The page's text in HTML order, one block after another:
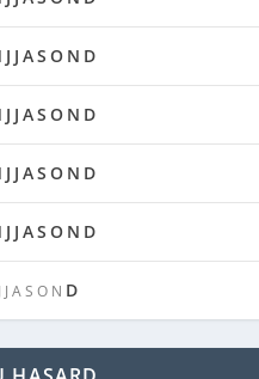
J J AS O N D
J J AS O N D
J J AS O N D
J J AS O N D
J A S O N D